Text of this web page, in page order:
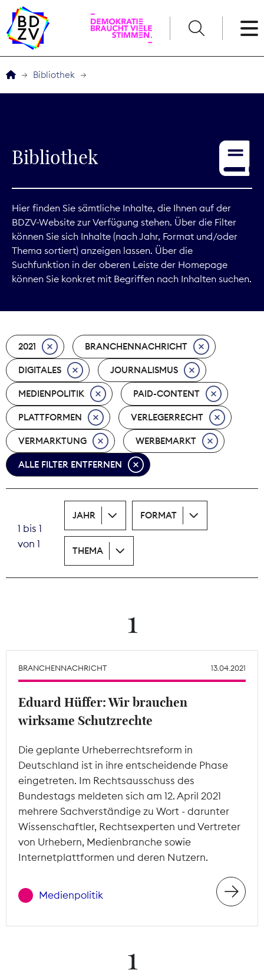
Service
Digitales
Kommunikation
Marktdaten
Nachhaltigkeit
Nachwuchs
Nova Award
Pressefreiheit
Print
Theodor-Wolff-Preis
Bibliothek
Bibliothek
Hier finden Sie sämtliche Inhalte, die Ihnen auf der
BDZV-Website zur Verfügung stehen. Über die Filter
können Sie sich Inhalte (nach Jahr, Format und/oder
Thema sortiert) anzeigen lassen. Über die
Suchfunktion in der oberen Leiste der Homepage
können Sie konkret mit Begriffen nach Inhalten suchen.
2021 BRANCHENNACHRICHT
DIGITALES JOURNALISMUS
MEDIENPOLITIK PAID-CONTENT
PLATTFORMEN VERLEGERRECHT
VERMARKTUNG WERBEMARKT
ALLE FILTER ENTFERNEN
1 bis 1
von 1
JAHR FORMAT
THEMA
1
BRANCHENNACHRICHT 13.04.2021
Eduard Hüffer: Wir brauchen
wirksame Schutzrechte
Die geplante Urheberrechtsreform in
Deutschland ist in ihre entscheidende Phase
eingetreten. Im Rechtsausschuss des
Bundestags meldeten sich am 12. April 2021
mehrere Sachverständige zu Wort - darunter
Wissenschaftler, Rechtsexperten und Vertreter
von Urhebern, Medienbranche sowie
Internetplattformen und deren Nutzern.
Medienpolitik
1